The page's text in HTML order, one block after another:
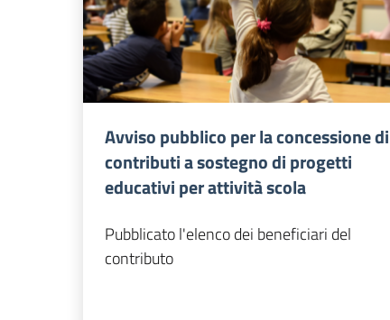
Avviso pubblico per la concessione di
contributi a sostegno di progetti
educativi per attività scola
Pubblicato l'elenco dei beneficiari del
contributo